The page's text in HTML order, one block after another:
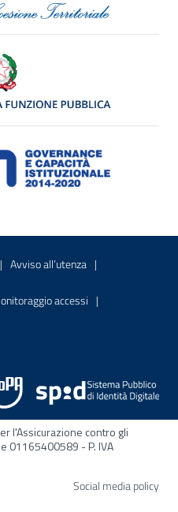
Sito interno - Apre in una nuova
Avviso all’utenza Sito interno -
- Apre in una nuova finestra
accessi Sito interno -
stessa finestra
l'Assicurazione contro gli
01165400589 - P. IVA
Social media policy